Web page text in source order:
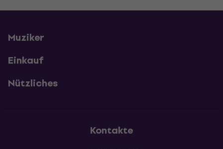
Muziker
Einkauf
Nützliches
Kontakte